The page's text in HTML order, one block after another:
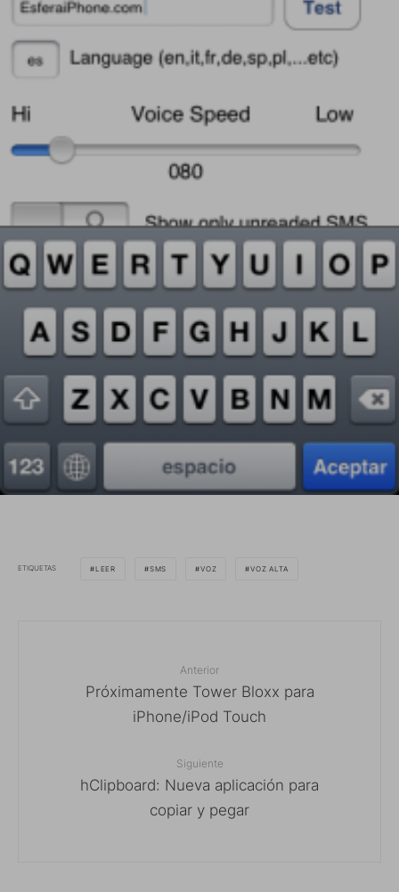
ETIQUETAS LEER SMS VOZ VOZ ALTA
Anterior
Próximamente Tower Bloxx para
iPhone/iPod Touch
Siguiente
hClipboard: Nueva aplicación para
copiar y pegar